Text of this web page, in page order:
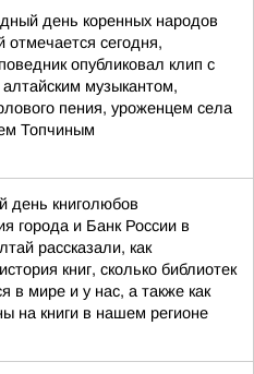
день коренных народов
отмечается сегодня,
опубликовал клип с
музыкантом,
пения, уроженцем села
Топчиным
день книголюбов
города и Банк России в
рассказали, как
книг, сколько библиотек
в мире и у нас, а также как
на книги в нашем регионе